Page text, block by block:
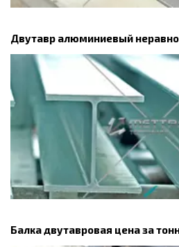
Двутавр алюминиевый
Балка двутавровая цена за